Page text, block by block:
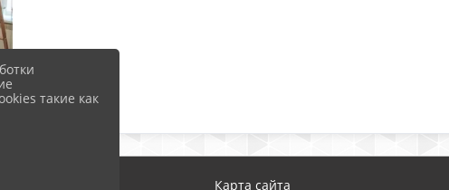
Карта сайта
такие как